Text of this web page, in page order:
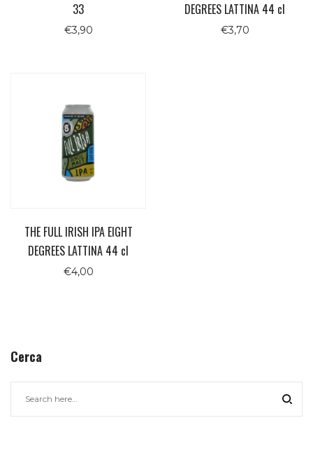
33
€3,90
DEGREES LATTINA 44 cl
€3,70
THE FULL IRISH IPA EIGHT
DEGREES LATTINA 44 cl
€4,00
Cerca